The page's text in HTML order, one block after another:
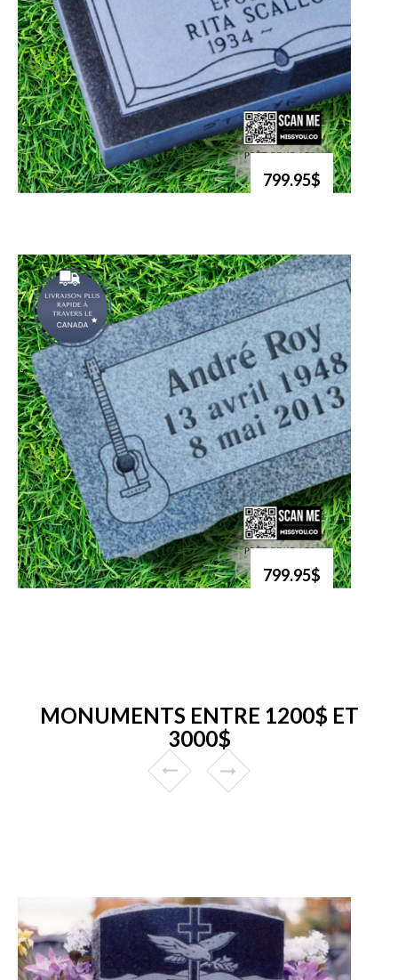
799.95$
799.95$
MONUMENTS ENTRE 1200$ ET
3000$